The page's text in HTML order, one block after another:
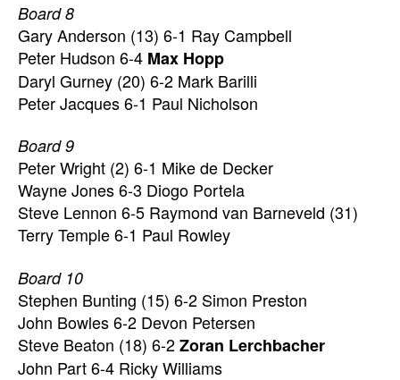
Board 8
Gary Anderson (13) 6-1 Ray Campbell
Peter Hudson 6-4 Max Hopp
Daryl Gurney (20) 6-2 Mark Barilli
Peter Jacques 6-1 Paul Nicholson
Board 9
Peter Wright (2) 6-1 Mike de Decker
Wayne Jones 6-3 Diogo Portela
Steve Lennon 6-5 Raymond van Barneveld (31)
Terry Temple 6-1 Paul Rowley
Board 10
Stephen Bunting (15) 6-2 Simon Preston
John Bowles 6-2 Devon Petersen
Steve Beaton (18) 6-2Zoran Lerchbacher
John Part 6-4 Ricky Williams